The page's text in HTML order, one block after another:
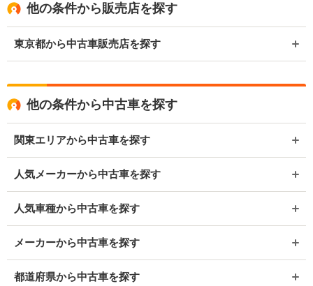
他の条件から販売店を探す
東京都から中古車販売店を探す
他の条件から中古車を探す
関東エリアから中古車を探す
人気メーカーから中古車を探す
人気車種から中古車を探す
メーカーから中古車を探す
都道府県から中古車を探す